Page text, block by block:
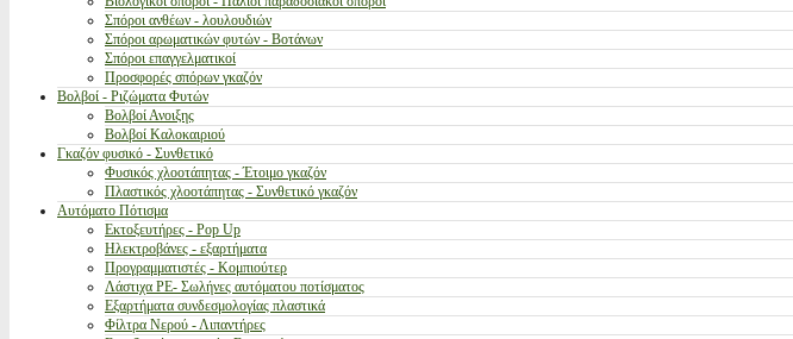
Σπόροι ανθέων - λουλουδιών
Σπόροι αρωματικών φυτών - Βοτάνων
Σπόροι επαγγελματικοί
Προσφορές σπόρων γκαζόν
Βολβοί - Ριζώματα Φυτών
Βολβοί Ανοιξης
Βολβοί Καλοκαιριού
Γκαζόν φυσικό - Συνθετικό
Φυσικός χλοοτάπητας - Έτοιμο γκαζόν
Πλαστικός χλοοτάπητας - Συνθετικό γκαζόν
Αυτόματο Πότισμα
Εκτοξευτήρες - Pop Up
Ηλεκτροβάνες - εξαρτήματα
Προγραμματιστές - Κομπιούτερ
Λάστιχα PE- Σωλήνες αυτόματου ποτίσματος
Εξαρτήματα συνδεσμολογίας πλαστικά
Φίλτρα Νερού - Λιπαντήρες